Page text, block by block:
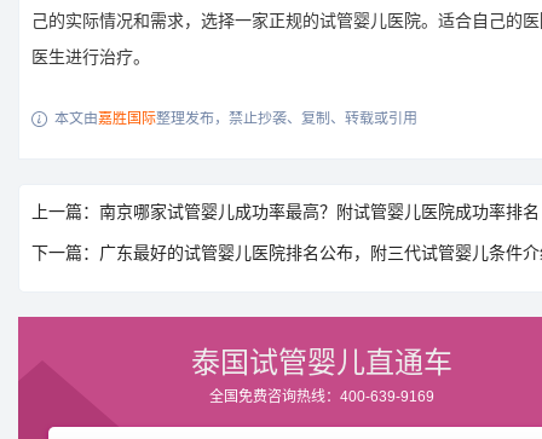
己的实际情况和需求，选择一家正规的试管婴儿医院。适合自己的
医生进行治疗。
 本文由嘉胜国际整理发布，禁止抄袭、复制、转载或引用
上一篇：南京哪家试管婴儿成功率最高？附试管婴儿医院成功率排
下一篇：广东最好的试管婴儿医院排名公布，附三代试管婴儿条件
泰国试管婴儿直通车
全国免费咨询热线：400-639-9169